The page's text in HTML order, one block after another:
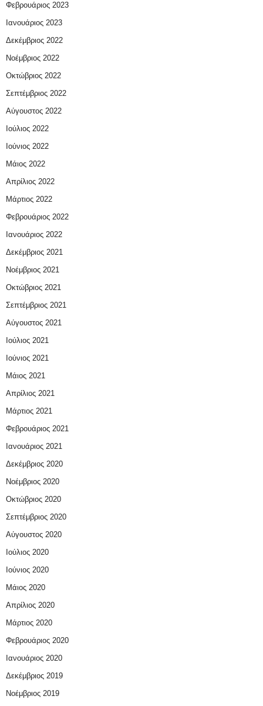
Φεβρουάριος 2023
Ιανουάριος 2023
Δεκέμβριος 2022
Νοέμβριος 2022
Οκτώβριος 2022
Σεπτέμβριος 2022
Αύγουστος 2022
Ιούλιος 2022
Ιούνιος 2022
Μάιος 2022
Απρίλιος 2022
Μάρτιος 2022
Φεβρουάριος 2022
Ιανουάριος 2022
Δεκέμβριος 2021
Νοέμβριος 2021
Οκτώβριος 2021
Σεπτέμβριος 2021
Αύγουστος 2021
Ιούλιος 2021
Ιούνιος 2021
Μάιος 2021
Απρίλιος 2021
Μάρτιος 2021
Φεβρουάριος 2021
Ιανουάριος 2021
Δεκέμβριος 2020
Νοέμβριος 2020
Οκτώβριος 2020
Σεπτέμβριος 2020
Αύγουστος 2020
Ιούλιος 2020
Ιούνιος 2020
Μάιος 2020
Απρίλιος 2020
Μάρτιος 2020
Φεβρουάριος 2020
Ιανουάριος 2020
Δεκέμβριος 2019
Νοέμβριος 2019